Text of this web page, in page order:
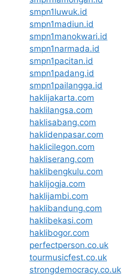
smpn1luwuk.id
smpn1madiun.id
smpn1manokwari.id
smpn1narmada.id
smpn1pacitan.id
smpn1padang.id
smpn1pailangga.id
haklijakarta.com
haklilangsa.com
haklisabang.com
haklidenpasar.com
haklicilegon.com
hakliserang.com
haklibengkulu.com
haklijogja.com
haklijambi.com
haklibandung.com
haklibekasi.com
haklibogor.com
perfectperson.co.uk
tourmusicfest.co.uk
strongdemocracy.co.uk